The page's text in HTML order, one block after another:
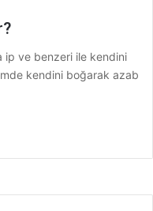
ip ve benzeri ile kendini
kendini boğarak azab